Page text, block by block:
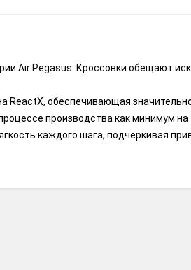
Air Pegasus. Кроссовки обещают
обеспечивающая
производства как минимум на
каждого шага, подчеркивая